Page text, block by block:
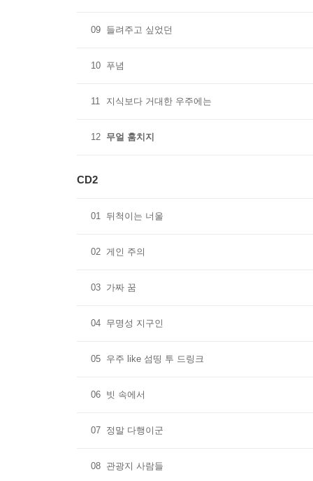
09 들려주고 싶었던
10 푸념
11 지식보다 거대한 우주에는
12 무얼 훔치지
CD2
01 뒤척이는 너울
02 게인 주의
03 가짜 꿈
04 무명성 지구인
05 우주 like 섬띵 투 드링크
06 빗 속에서
07 정말 다행이군
08 관광지 사람들